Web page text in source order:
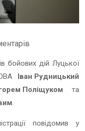
бойових дій Луцької
Іван Рудницький
Поліщуком та
.
повідомив у